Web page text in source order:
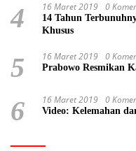
4 16 Maret 2019 0
14 Tahun
Khusus
5 16 Maret 2019 0
Prabowo Resmikan
6 16 Maret 2019 0
Video: Kelemahan